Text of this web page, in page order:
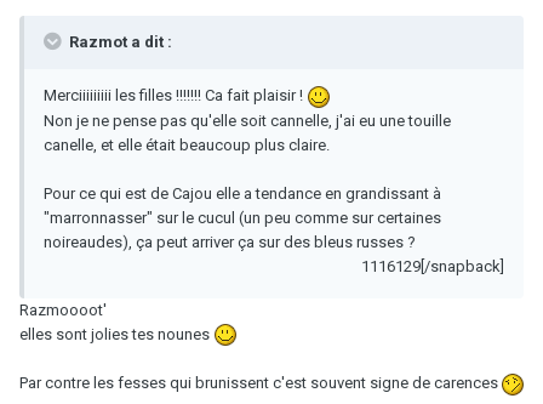
Razmot a dit :
Merciiiiiiiii les filles !!!!!!! Ca fait plaisir !
Non je ne pense pas qu'elle soit cannelle, j'ai eu une touille
canelle, et elle était beaucoup plus claire.
Pour ce qui est de Cajou elle a tendance en grandissant à
"marronnasser" sur le cucul (un peu comme sur certaines
noireaudes), ça peut arriver ça sur des bleus russes ?
1116129[/snapback]
Razmoooot'
elles sont jolies tes nounes
Par contre les fesses qui brunissent c'est souvent signe de carences